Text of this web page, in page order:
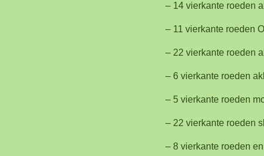
– 14 vierkante roeden
– 11 vierkante roeden
– 22 vierkante roeden
– 6 vierkante roeden
– 5 vierkante roeden
– 22 vierkante roeden
– 8 vierkante roeden